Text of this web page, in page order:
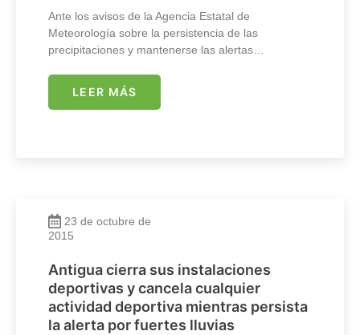
Ante los avisos de la Agencia Estatal de
Meteorología sobre la persistencia de las
precipitaciones y mantenerse las alertas…
LEER MÁS
23 de octubre de
2015
Antigua cierra sus instalaciones
deportivas y cancela cualquier
actividad deportiva mientras persista
la alerta por fuertes lluvias